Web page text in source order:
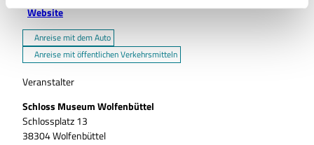
l
Website
Anreise mit dem Auto
Anreise mit öffentlichen Verkehrsmitteln
Veranstalter
Schloss Museum Wolfenbüttel
Schlossplatz 13
38304Wolfenbüttel